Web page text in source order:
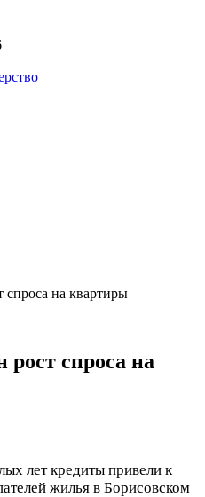
спроса на квартиры
рост спроса на
лет кредиты привели к
жилья в Борисовском